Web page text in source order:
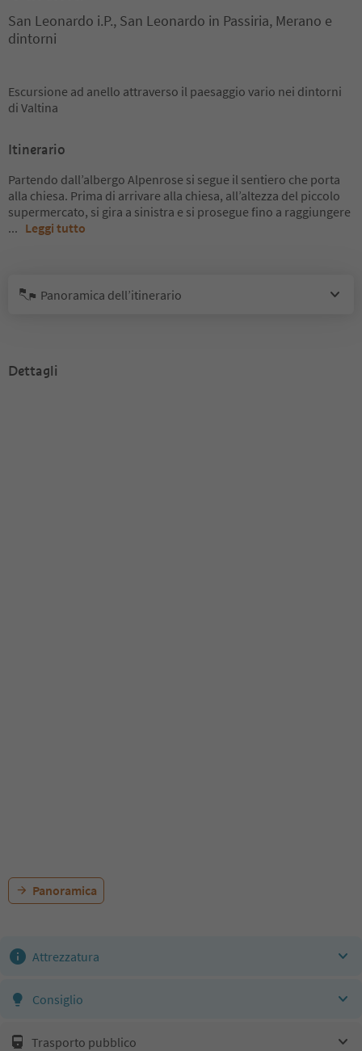
San Leonardo i.P., San Leonardo in Passiria, Merano e
dintorni
Escursione ad anello attraverso il paesaggio vario nei dintorni
di Valtina
Itinerario
Partendo dall’albergo Alpenrose si segue il sentiero che porta
alla chiesa. Prima di arrivare alla chiesa, all’altezza del piccolo
supermercato, si gira a sinistra e si prosegue fino a raggiungere
... Leggi tutto
Panoramica dell’itinerario
Dettagli
Panoramica
Attrezzatura
Consiglio
Trasporto pubblico